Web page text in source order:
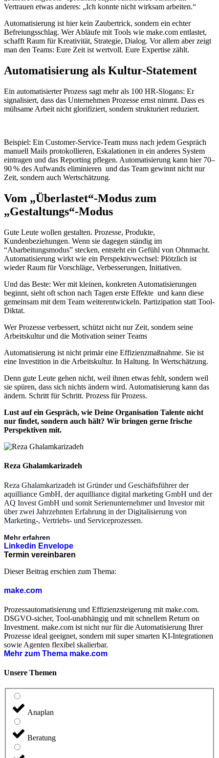
Vertrauen etwas anderes: „Ich konnte nicht wirksam arbeiten.“
Automatisierung ist hier kein Zaubertrick, sondern ein echter
Befreiungsschlag. Wer Abläufe mit Tools wie make.com entlastet,
schafft Raum für Kreativität, Strategie, Dialog. Vor allem aber zeigt
man den Teams: Eure Zeit ist wertvoll. Eure Expertise zählt.
Automatisierung als Kultur-Statement
Ein automatisierter Prozess sagt mehr als 100 HR-Slogans: Er
signalisiert, dass das Unternehmen Prozesse ernst nimmt. Dass es
mühsame Arbeit nicht glorifiziert, sondern strukturiert reduziert.
Beispiel: Ein Customer-Service-Team muss nach jedem Gespräch
manuell Mails protokollieren, Eskalationen in ein anderes System
eintragen und das Reporting pflegen. Automatisierung kann hier 70–
90 % des Aufwands eliminieren und das Team gewinnt nicht nur
Zeit, sondern auch Wertschätzung.
Vom „Überlastet“-Modus zum
„Gestaltungs“-Modus
Gute Leute wollen gestalten. Prozesse, Produkte,
Kundenbeziehungen. Wenn sie dagegen ständig im
“Abarbeitungsmodus” stecken, entsteht ein Gefühl von Ohnmacht.
Automatisierung wirkt wie ein Perspektivwechsel: Plötzlich ist
wieder Raum für Vorschläge, Verbesserungen, Initiativen.
Und das Beste: Wer mit kleinen, konkreten Automatisierungen
beginnt, sieht oft schon nach Tagen erste Effekte und kann diese
gemeinsam mit dem Team weiterentwickeln. Partizipation statt Tool-
Diktat.
Wer Prozesse verbessert, schützt nicht nur Zeit, sondern seine
Arbeitskultur und die Motivation seiner Teams
Automatisierung ist nicht primär eine Effizienzmaßnahme. Sie ist
eine Investition in die Arbeitskultur. In Haltung. In Wertschätzung.
Denn gute Leute gehen nicht, weil ihnen etwas fehlt, sondern weil
sie spüren, dass sich nichts ändern wird. Automatisierung kann das
ändern. Schritt für Schritt. Prozess für Prozess.
Lust auf ein Gespräch, wie Deine Organisation Talente nicht
nur findet, sondern auch hält? Wir bringen gerne frische
Perspektiven mit.
Reza Ghalamkarizadeh
Reza Ghalamkarizadeh ist Gründer und Geschäftsführer der
aquilliance GmbH, der aquilliance digital marketing GmbH und der
AQ Invest GmbH und somit Serienunternehmer und Investor mit
über zwei Jahrzehnten Erfahrung in der Digitalisierung von
Marketing-, Vertriebs- und Serviceprozessen.
Mehr erfahren
Linkedin Envelope
Termin vereinbaren
Dieser Beitrag erschien zum Thema:
make.com
Prozessautomatisierung und Effizienzsteigerung mit make.com.
DSGVO-sicher, Tool-unabhängig und mit schnellem Return on
Investment. make.com ist nicht nur für die Automatisierung Ihrer
Prozesse ideal geeignet, sondern mit super smarten KI-Integrationen
sowie Agenten flexibel skalierbar.
Mehr zum Thema make.com
Unsere Themen
Anaplan
Beratung